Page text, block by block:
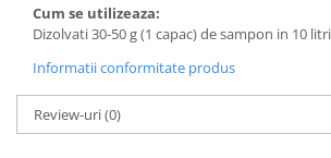
Cum se utilizeaza:
Dizolvati 30-50 g (1 capac) de sampon in 10
Informatii conformitate produs
Review-uri(0)